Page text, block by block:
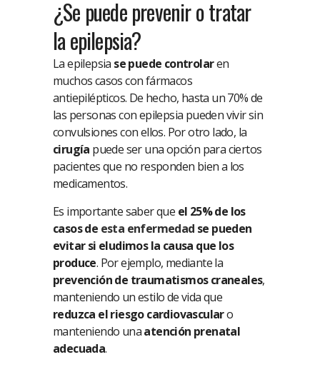
¿Se puede prevenir o tratar
la epilepsia?
La epilepsia se puede controlaren
muchos casos con fármacos
antiepilépticos. De hecho, hasta un 70% de
las personas con epilepsia pueden vivir sin
convulsiones con ellos. Por otro lado, la
cirugía puede ser una opción para ciertos
pacientes que no responden bien a los
medicamentos.
Es importante saber que el 25% de los
casos de esta enfermedad se pueden
evitar si eludimos la causa que los
produce. Por ejemplo, mediante la
prevención de traumatismos craneales,
manteniendo un estilo de vida que
reduzca el riesgo cardiovascularo
manteniendo unaatención prenatal
adecuada.